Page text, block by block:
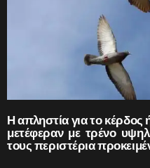
Η απληστία για το κέρδος
μετέφεραν με τρένο
τους περιστέρια